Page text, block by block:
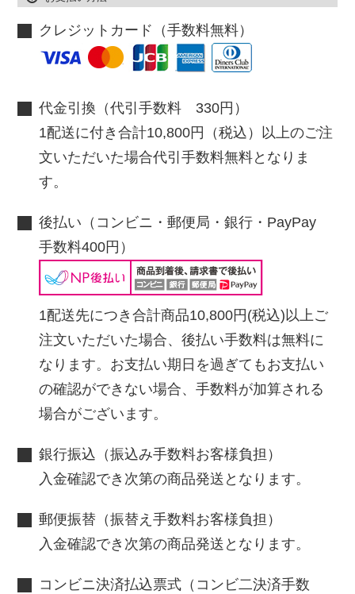
クレジットカード（手数料無料）
代金引換（代引手数料 330円）
1配送に付き合計10,800円（税込）以上のご注
文いただいた場合代引手数料無料となりま
す。
後払い（コンビニ・郵便局・銀行・PayPay
手数料400円）
1配送先につき合計商品10,800円(税込)以上ご
注文いただいた場合、後払い手数料は無料に
なります。お支払い期日を過ぎてもお支払い
の確認ができない場合、手数料が加算される
場合がございます。
銀行振込（振込み手数料お客様負担）
入金確認でき次第の商品発送となります。
郵便振替（振替え手数料お客様負担）
入金確認でき次第の商品発送となります。
コンビニ決済払込票式（コンビ二決済手数